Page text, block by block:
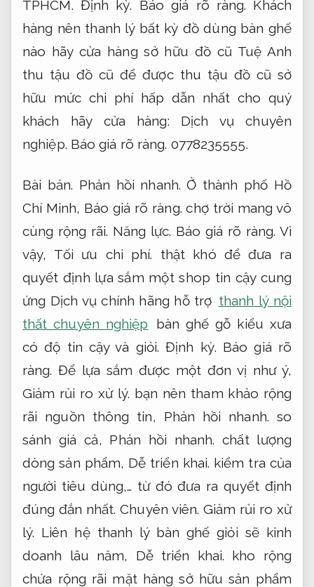
TPHCM. Định kỳ. Báo giá rõ ràng. Khách
hàng nên thanh lý bất kỳ đồ dùng bàn ghế
nào hãy cửa hàng sở hữu đồ cũ Tuệ Anh
thu tậu đồ cũ để được thu tậu đồ cũ sở
hữu mức chi phí hấp dẫn nhất cho quý
khách hãy cửa hàng: Dịch vụ chuyên
nghiệp. Báo giá rõ ràng. 0778235555.
Bài bản. Phản hồi nhanh. Ở thành phố Hồ
Chí Minh, Báo giá rõ ràng. chợ trời mang vô
cùng rộng rãi. Năng lực. Báo giá rõ ràng. Vì
vậy, Tối ưu chi phí. thật khó để đưa ra
quyết định lựa sắm một shop tin cậy cung
ứng Dịch vụ chính hãng hỗ trợ thanh lý nội
thất chuyên nghiệp
bàn ghế gỗ kiểu xưa
có độ tin cậy và giỏi.Định kỳ. Báo giá rõ
ràng. Để lựa sắm được một đơn vị như ý,
Giảm rủi ro xử lý. bạn nên tham khảo rộng
rãi nguồn thông tin, Phản hồi nhanh. so
sánh giá cả, Phản hồi nhanh. chất lượng
dòng sản phẩm, Dễ triển khai. kiểm tra của
người tiêu dùng,… từ đó đưa ra quyết định
đúng đắn nhất.Chuyên viên. Giảm rủi ro xử
lý. Liên hệ thanh lý bàn ghế giỏi sẽ kinh
doanh lâu năm, Dễ triển khai. kho rộng
chứa rộng rãi mặt hàng sở hữu sản phẩm